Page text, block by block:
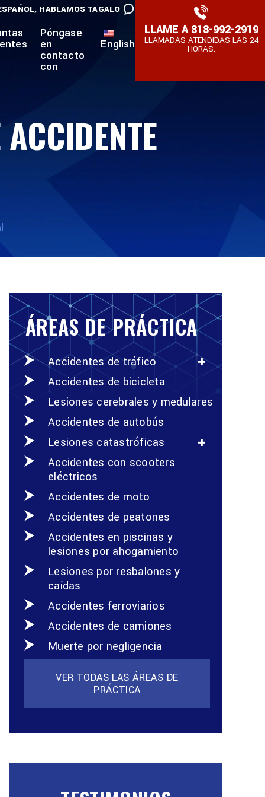
HABLAMOS TAGALO
Póngase
en
contacto
con
English
LLAME A818-992-2919
LLAMADAS ATENDIDAS LAS 24
HORAS.
ÁREAS DE PRÁCTICA
Accidentes de tráfico
Accidentes de bicicleta
Lesiones cerebrales y medulares
Accidentes de autobús
Lesiones catastróficas
Accidentes con scooters
eléctricos
Accidentes de moto
Accidentes de peatones
Accidentes en piscinas y
lesiones por ahogamiento
Lesiones por resbalones y
caídas
Accidentes ferroviarios
Accidentes de camiones
Muerte por negligencia
VER TODAS LAS ÁREAS DE
PRÁCTICA